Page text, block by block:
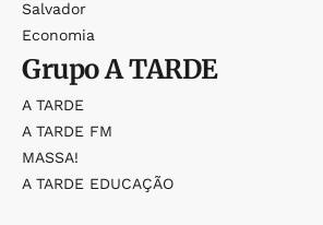
Salvador
Economia
GrupoA TARDE
A TARDE
A TARDE FM
MASSA!
A TARDE EDUCAÇÃO